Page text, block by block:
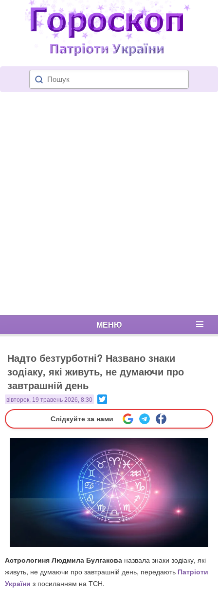
МЕНЮ
Надто безтурботні? Названо знаки
зодіаку, які живуть, не думаючи про
завтрашній день
вівторок, 19 травень 2026, 8:30
Слідкуйте за нами
Астрологиня Людмила Булгакова назвала знаки зодіаку, які
живуть, не думаючи про завтрашній день, передають Патріоти
України з посиланням на ТСН.